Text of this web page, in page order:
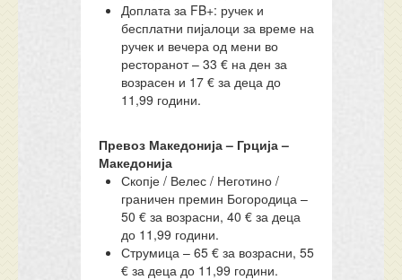
Доплата за FB+: ручек и
бесплатни пијалоци за време на
ручек и вечера од мени во
ресторанот – 33 € на ден за
возрасен и 17 € за деца до
11,99 години.
Превоз Македонија – Грција –
Македонија
Скопје / Велес / Неготино /
граничен премин Богородица –
50 € за возрасни, 40 € за деца
до 11,99 години.
Струмица – 65 € за возрасни, 55
€ за деца до 11,99 години.